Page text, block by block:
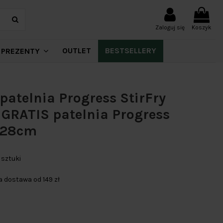
Zaloguj się Koszyk
PREZENTY OUTLET BESTSELLERY
Progress StirFry
patelnia Progress
dostawa od 149 zł